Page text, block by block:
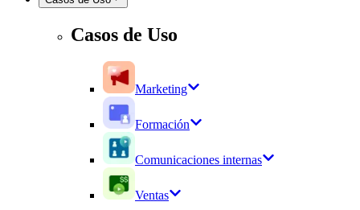
Casos de Uso
Marketing
Formación
Comunicaciones internas
Ventas